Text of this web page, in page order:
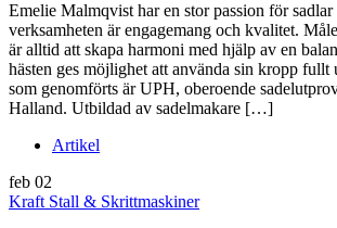
Emelie Malmqvist har en stor passion för
verksamheten är engagemang och kvalitet.
är alltid att skapa harmoni med hjälp av en
hästen ges möjlighet att använda sin kropp
som genomförts är UPH, oberoende
Halland. Utbildad av sadelmakare […]
Artikel
feb 02
Kraft Stall & Skrittmaskiner